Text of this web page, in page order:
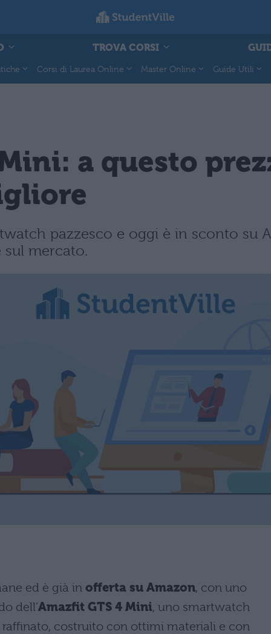
TROVA CORSI
Corsi di Laurea Online Master Online Guide Utili
a questo
pazzesco e oggi è in sconto su
mercato.
ed è già in offerta su Amazon, con uno
dell’Amazfit GTS 4 Mini, uno smartwatch
costruito con ottimi materiali e con